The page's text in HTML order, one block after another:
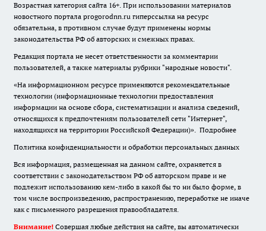
Возрастная категория сайта 16+. При использовании материалов
новостного портала progorodnn.ru гиперссылка на ресурс
обязательна, в противном случае будут применены нормы
законодательства РФ об авторских и смежных правах.
Редакция портала не несет ответственности за комментарии
пользователей, а также материалы рубрики "народные новости".
«На информационном ресурсе применяются рекомендательные
технологии (информационные технологии предоставления
информации на основе сбора, систематизации и анализа сведений,
относящихся к предпочтениям пользователей сети "Интернет",
находящихся на территории Российской Федерации)». Подробнее
Политика конфиденциальности и обработки персональных данных
Вся информация, размещенная на данном сайте, охраняется в
соответствии с законодательством РФ об авторском праве и не
подлежит использованию кем-либо в какой бы то ни было форме, в
том числе воспроизведению, распространению, переработке не иначе
как с письменного разрешения правообладателя.
Внимание! Совершая любые действия на сайте, вы автоматически